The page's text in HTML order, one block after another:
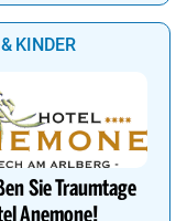
KINDER
Sie Traumtage
Anemone!